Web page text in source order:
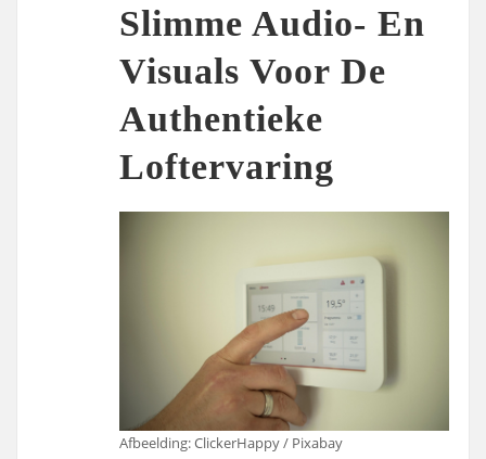
Slimme Audio- En
Visuals Voor De
Authentieke
Loftervaring
Afbeelding: ClickerHappy / Pixabay